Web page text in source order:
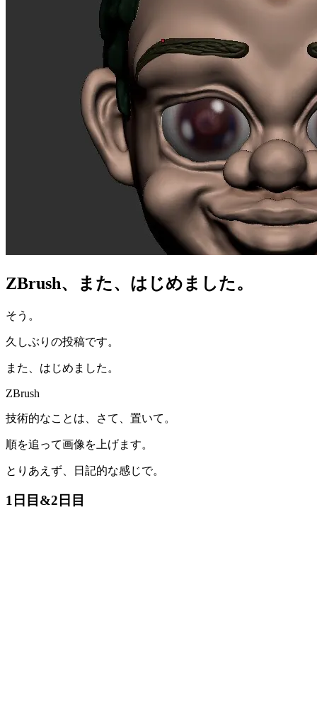
ZBrush、また、はじめました。
そう。
久しぶりの投稿です。
また、はじめました。
ZBrush
技術的なことは、さて、置いて。
順を追って画像を上げます。
とりあえず、日記的な感じで。
1日目&2日目